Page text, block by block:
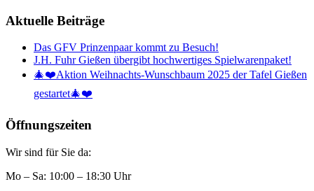
Aktuelle Beiträge
Das GFV Prinzenpaar kommt zu Besuch!
J.H. Fuhr Gießen übergibt hochwertiges Spielwarenpaket!
🎄❤️Aktion Weihnachts-Wunschbaum 2025 der Tafel Gießen
gestartet🎄❤️
Öffnungszeiten
Wir sind für Sie da:
Mo – Sa: 10:00 – 18:30 Uhr